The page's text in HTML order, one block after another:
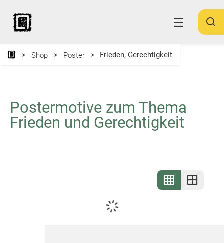
Shop Poster Frieden, Gerechtigkeit
Postermotive zum Thema
Frieden und Gerechtigkeit